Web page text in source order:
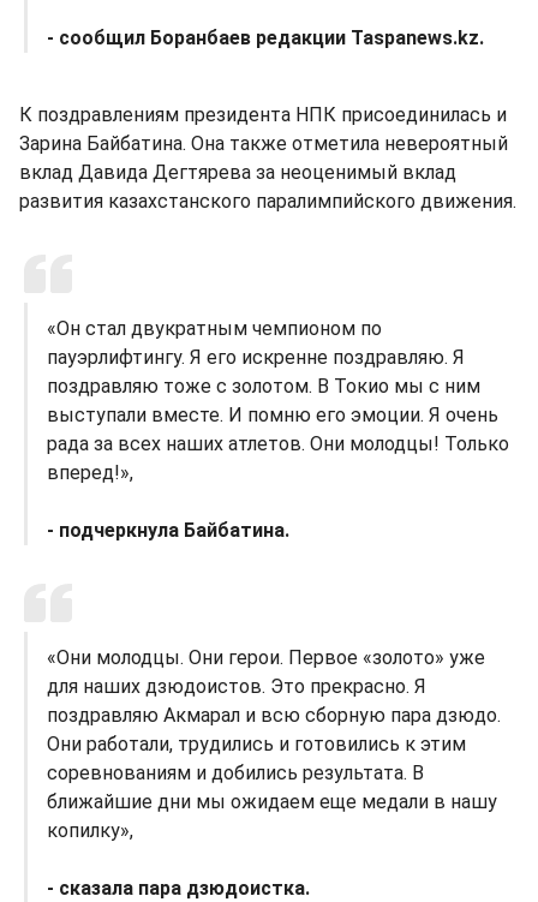
- сообщил Боранбаев редакции Taspanews.kz.
К поздравлениям президента НПК присоединилась и
Зарина Байбатина. Она также отметила невероятный
вклад Давида Дегтярева за неоценимый вклад
развития казахстанского паралимпийского движения.
«Он стал двукратным чемпионом по
пауэрлифтингу. Я его искренне поздравляю. Я
поздравляю тоже с золотом. В Токио мы с ним
выступали вместе. И помню его эмоции. Я очень
рада за всех наших атлетов. Они молодцы! Только
вперед!»,
- подчеркнула Байбатина.
«Они молодцы. Они герои. Первое «золото» уже
для наших дзюдоистов. Это прекрасно. Я
поздравляю Акмарал и всю сборную пара дзюдо.
Они работали, трудились и готовились к этим
соревнованиям и добились результата. В
ближайшие дни мы ожидаем еще медали в нашу
копилку»,
- сказала пара дзюдоистка.